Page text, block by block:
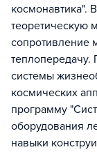
космонавтика".
теоретическую
сопротивление
теплопередачу.
системы
космических
программу
оборудования
навыки